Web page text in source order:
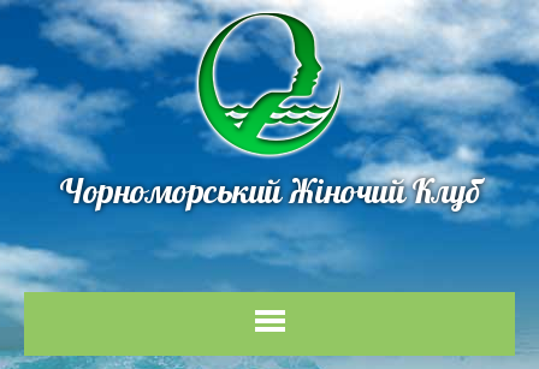
Чорноморський Жіночий Клуб